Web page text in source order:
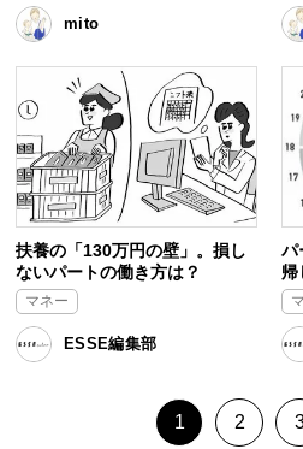
mito
扶養の「130万円の壁」。損し
ないパートの働き方は？
マネー
ESSE編集部
パ
帰
1 2